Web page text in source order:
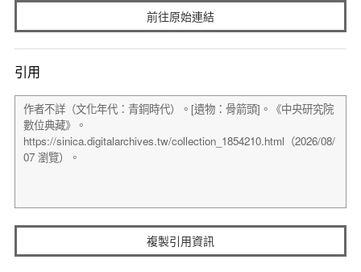
前往原始連結
引用
複製引用資訊